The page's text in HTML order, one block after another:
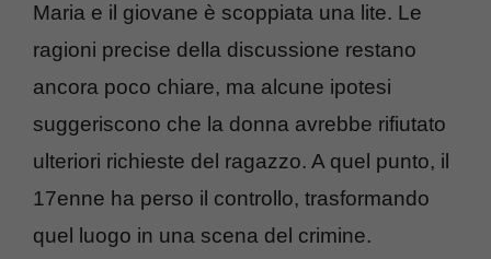
Maria e il giovane è scoppiata una lite. Le
ragioni precise della discussione restano
ancora poco chiare, ma alcune ipotesi
suggeriscono che la donna avrebbe rifiutato
ulteriori richieste del ragazzo. A quel punto, il
17enne ha perso il controllo, trasformando
quel luogo in una scena del crimine.